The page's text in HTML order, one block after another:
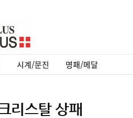
시계/문진 명패/메달
리스탈 상패